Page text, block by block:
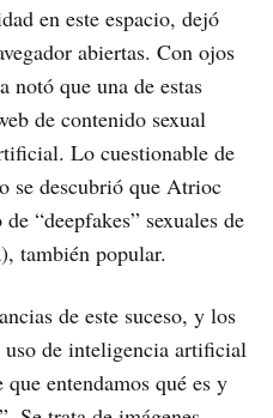
en este espacio, dejó
abiertas. Con ojos
notó que una de estas
de contenido sexual
Lo cuestionable de
se descubrió que Atrioc
“deepfakes” sexuales de
también popular.
de este suceso, y los
uso de inteligencia artificial
entendamos qué es y